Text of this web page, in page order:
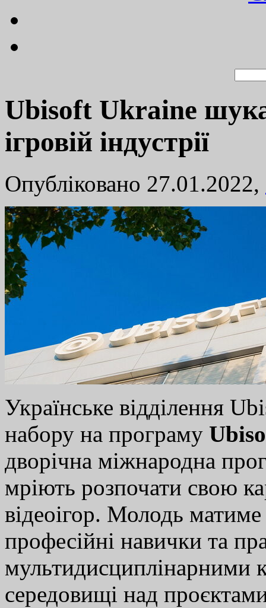
Ubisoft Ukraine
ігровій індустрії
Опубліковано 27.01.2022,
Українське відділення
набору на програму
дворічна міжнародна
мріють розпочати свою
відеоігор. Молодь
професійні навички та
мультидисциплінарними
середовищі над